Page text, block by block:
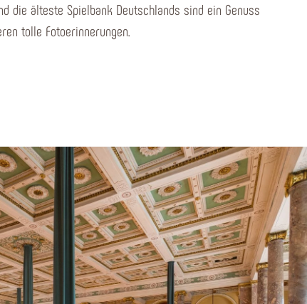
die älteste Spielbank Deutschlands sind ein Genuss
tolle Fotoerinnerungen.